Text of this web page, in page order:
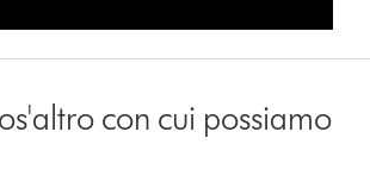
con cui possiamo